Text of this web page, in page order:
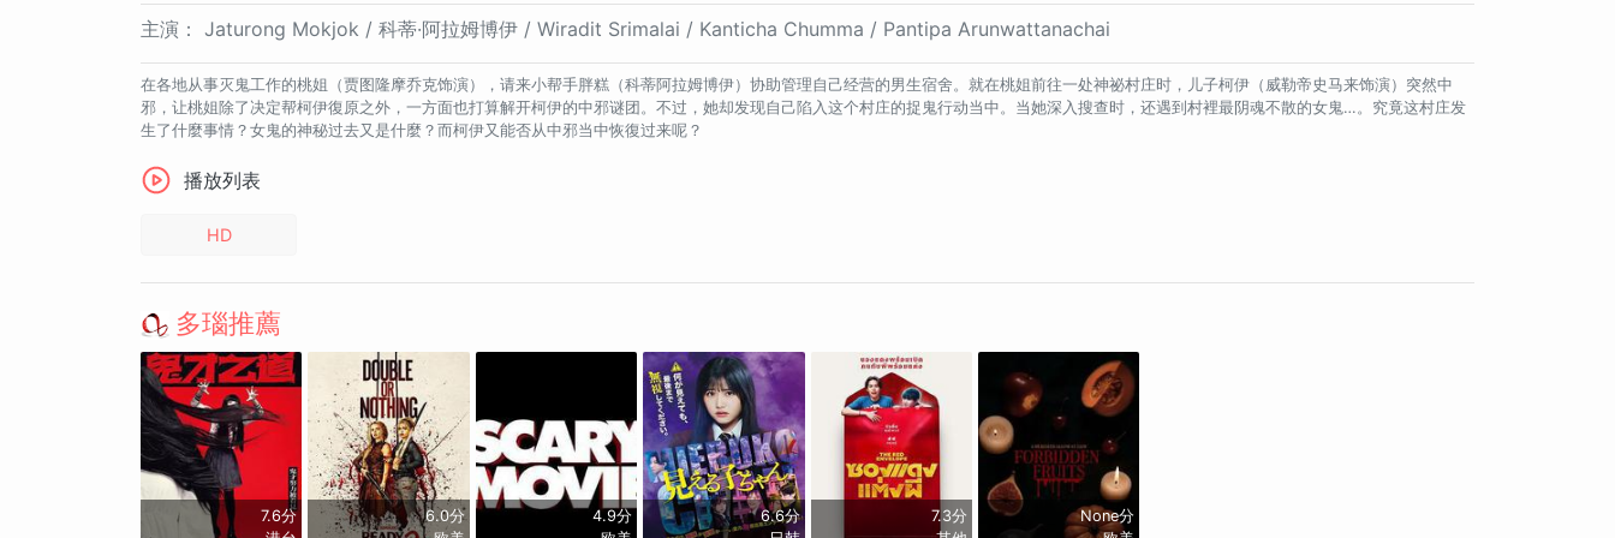
主演： Jaturong Mokjok / 科蒂·阿拉姆博伊 / Wiradit Srimalai / Kanticha Chumma / Pantipa Arunwattanachai
在各地从事灭鬼工作的桃姐（贾图隆摩乔克饰演），请来小帮手胖糕（科蒂阿拉姆博伊）协助管理自己经营的男生宿舍。就在桃姐前往一处神祕村庄时，儿子柯伊（威勒帝史马来饰演）突然中
邪，让桃姐除了决定帮柯伊復原之外，一方面也打算解开柯伊的中邪谜团。不过，她却发现自己陷入这个村庄的捉鬼行动当中。当她深入搜查时，还遇到村裡最阴魂不散的女鬼…。究竟这村庄发
生了什麼事情？女鬼的神秘过去又是什麼？而柯伊又能否从中邪当中恢復过来呢？
播放列表
HD
多瑙推薦
7.6分
6.0分
4.9分
6.6分
7.3分
None分